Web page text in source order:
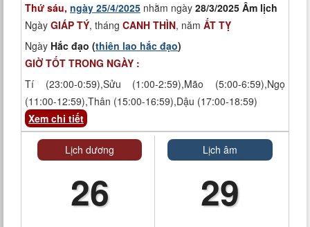
Thứ sáu, ngày 25/4/2025 nhằm ngày 28/3/2025 Âm lịch
Ngày GIÁP TÝ, tháng CANH THÌN, năm ẤT TỴ
Ngày Hắc đạo (thiên lao hắc đạo)
GIỜ TỐT TRONG NGÀY :
Tí (23:00-0:59),Sửu (1:00-2:59),Mão (5:00-6:59),Ngọ
(11:00-12:59),Thân (15:00-16:59),Dậu (17:00-18:59)
Xem chi tiết
Lịch dương
26
Lịch âm
29